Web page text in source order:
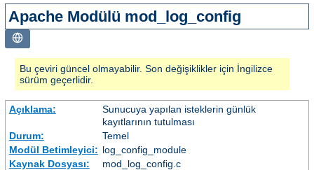
Apache Modülü mod_log_config
Bu çeviri güncel olmayabilir. Son değişiklikler için İngilizce
sürüm geçerlidir.
Açıklama:
Sunucuya yapılan isteklerin günlük
kayıtlarının tutulması
Durum:
Temel
Modül Betimleyici: log_config_module
Kaynak Dosyası:
mod_log_config.c